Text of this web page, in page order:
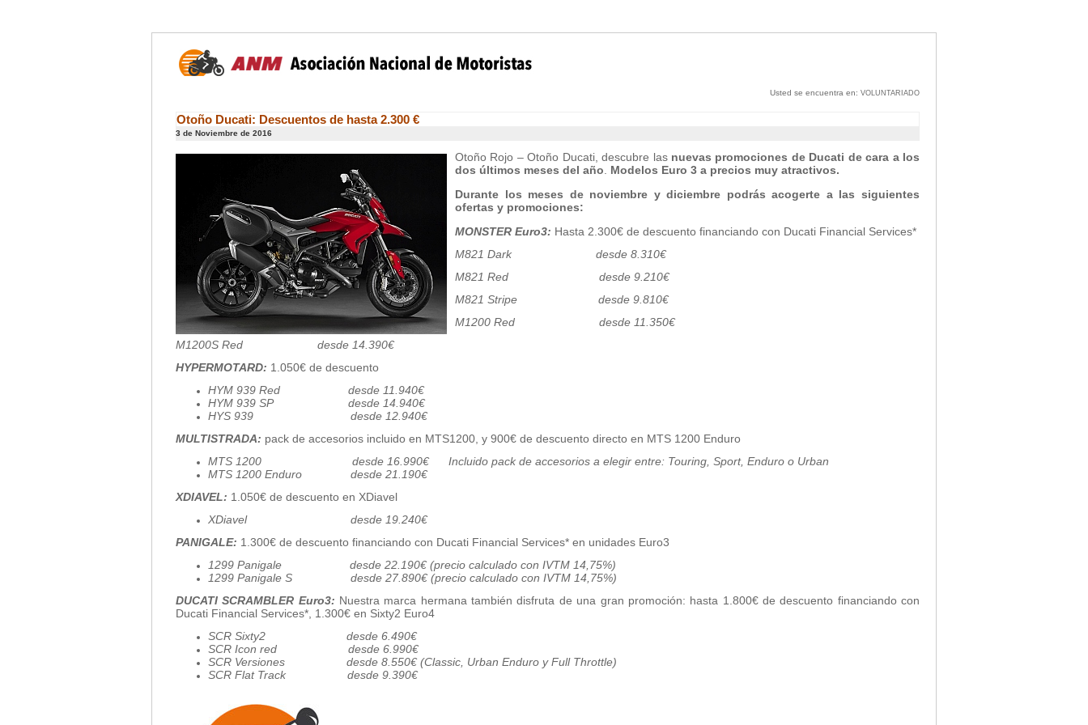
Usted se encuentra en: VOLUNTARIADO
Otoño Ducati: Descuentos de hasta 2.300 €
3 de Noviembre de 2016
Otoño Rojo – Otoño Ducati, descubre las nuevas promociones de Ducati de cara a los
dos últimos meses del año
Modelos Euro 3 a precios muy atractivos.
Durante los meses de noviembre y diciembre podrás acogerte a las siguientes
ofertas y promociones:
MONSTER Euro3: Hasta 2.300€ de descuento financiando con Ducati Financial Services*
M821 Dark desde 8.310€
M821 Red desde 9.210€
M821 Stripe desde 9.810€
M1200 Red desde 11.350€
M1200S Red desde 14.390€
HYPERMOTARD: 1.050€ de descuento
HYM 939 Red desde 11.940€
HYM 939 SP desde 14.940€
HYS 939 desde 12.940€
MULTISTRADA: pack de accesorios incluido en MTS1200, y 900€ de descuento directo en MTS 1200 Enduro
MTS 1200 desde 16.990€ Incluido pack de accesorios a elegir entre: Touring, Sport, Enduro o Urban
MTS 1200 Enduro desde 21.190€
XDIAVEL: 1.050€ de descuento en XDiavel
XDiavel desde 19.240€
PANIGALE: 1.300€ de descuento financiando con Ducati Financial Services* en unidades Euro3
1299 Panigale desde 22.190€ (precio calculado con IVTM 14,75%)
1299 Panigale S desde 27.890€ (precio calculado con IVTM 14,75%)
DUCATI SCRAMBLER Euro3: Nuestra marca hermana también disfruta de una gran promoción: hasta 1.800€ de descuento financiando con
Ducati Financial Services*, 1.300€ en Sixty2 Euro4
SCR Sixty2 desde 6.490€
SCR Icon red desde 6.990€
SCR Versiones desde 8.550€ (Classic, Urban Enduro y Full Throttle)
SCR Flat Track desde 9.390€